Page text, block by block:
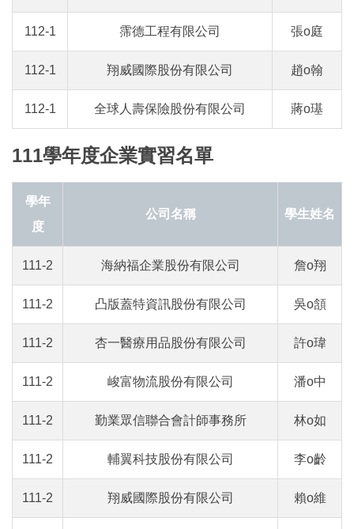
112-1 霈德工程有限公司 張o庭
112-1 翔威國際股份有限公司 趙o翰
112-1 全球人壽保險股份有限公司 蔣o璂
111學年度企業實習名單
學年
度
公司名稱 學生姓名
111-2 海納福企業股份有限公司 詹o翔
111-2 凸版蓋特資訊股份有限公司 吳o頷
111-2 杏一醫療用品股份有限公司 許o瑋
111-2 峻富物流股份有限公司 潘o中
111-2 勤業眾信聯合會計師事務所 林o如
111-2 輔翼科技股份有限公司 李o齡
111-2 翔威國際股份有限公司 賴o維